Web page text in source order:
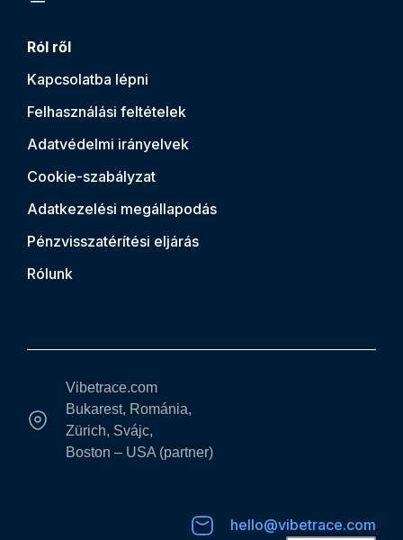
Ról ről
Kapcsolatba lépni
Felhasználási feltételek
Adatvédelmi irányelvek
Cookie-szabályzat
Adatkezelési megállapodás
Pénzvisszatérítési eljárás
Rólunk
Vibetrace.com
Bukarest, Románia,
Zürich, Svájc,
Boston – USA (partner)
hello@vibetrace.com